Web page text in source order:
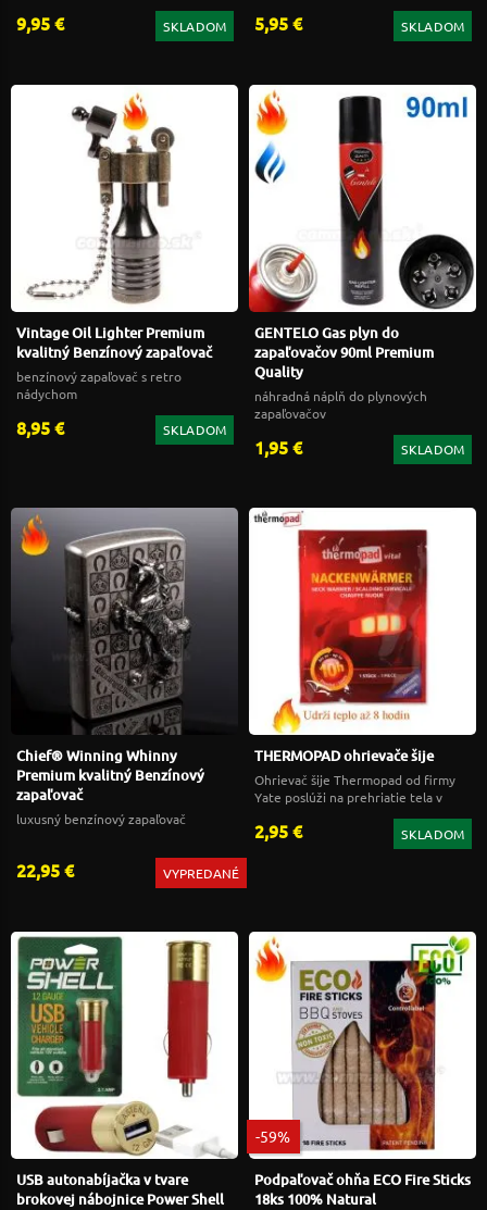
9,95 € SKLADOM 5,95 € SKLADOM
Vintage Oil Lighter Premium
kvalitný Benzínový zapaľovač
benzínový zapaľovač s retro
nádychom
8,95 € SKLADOM
GENTELO Gas plyn do
zapaľovačov 90ml Premium
Quality
náhradná náplň do plynových
zapaľovačov
1,95 € SKLADOM
Chief® Winning Whinny
Premium kvalitný Benzínový
zapaľovač
luxusný benzínový zapaľovač
22,95 € VYPREDANÉ
THERMOPAD ohrievače šije
Ohrievač šije Thermopad od firmy
Yate poslúži na prehriatie tela v
2,95 € SKLADOM
USB autonabíjačka v tvare
brokovej nábojnice Power Shell
-59%
Podpaľovač ohňa ECO Fire Sticks
18ks 100% Natural